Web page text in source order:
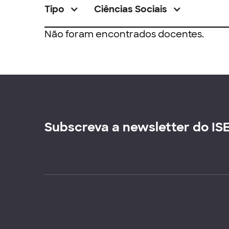
Tipo Ciências Sociais
Não foram encontrados docentes.
Subscreva a newsletter do